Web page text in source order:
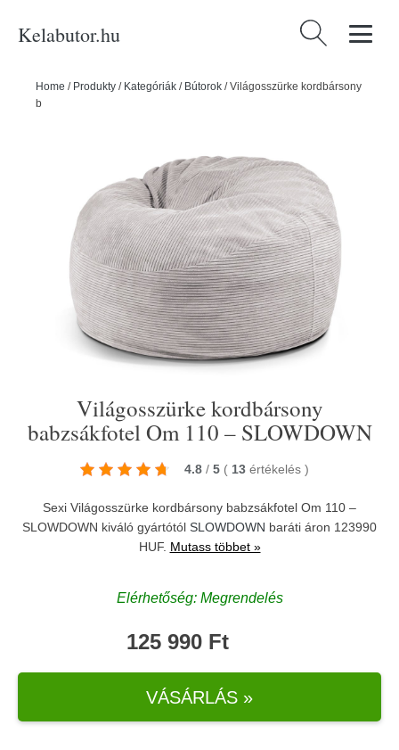
Kelabutor.hu Keresés:
Home / Produkty / Kategóriák / Bútorok /Világosszürke kordbársony
babzsákfotel Om 110 – SLOWDOWN
Világosszürke kordbársony
babzsákfotel Om 110 – SLOWDOWN
4.8 / 5 ( 13 értékelés )
Sexi Világosszürke kordbársony babzsákfotel Om 110 –
SLOWDOWN kiváló gyártótól SLOWDOWN baráti áron 123990
HUF. Mutass többet »
Elérhetőség: Megrendelés
125 990 Ft
VÁSÁRLÁS »